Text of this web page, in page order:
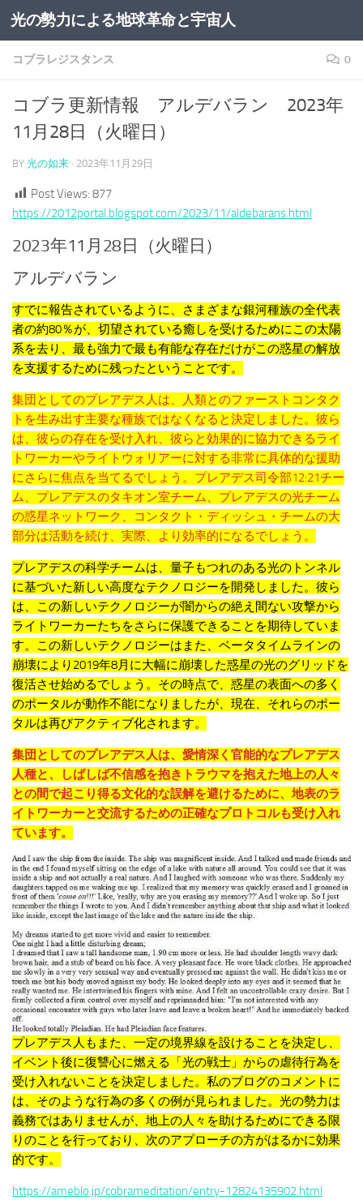
コンテンツへスキップ
光の勢力による地球革命と宇宙人
コブラレジスタンス 0
コブラ更新情報 アルデバラン 2023年
11月28日（火曜日）
BY 光の如来 · 2023年11月29日
Post Views: 877
https://2012portal.blogspot.com/2023/11/aldebarans.html
2023年11月28日（火曜日）
アルデバラン
すでに報告されているように、さまざまな銀河種族の全代表
者の約80％が、切望されている癒しを受けるためにこの太陽
系を去り、最も強力で最も有能な存在だけがこの惑星の解放
を支援するために残ったということです。
集団としてのプレアデス人は、人類とのファーストコンタク
トを生み出す主要な種族ではなくなると決定しました。彼ら
は、彼らの存在を受け入れ、彼らと効果的に協力できるライ
トワーカーやライトウォリアーに対する非常に具体的な援助
にさらに焦点を当てるでしょう。プレアデス司令部12:21チー
ム、プレアデスのタキオン室チーム、プレアデスの光チーム
の惑星ネットワーク、コンタクト・ディッシュ・チームの大
部分は活動を続け、実際、より効率的になるでしょう。
プレアデスの科学チームは、量子もつれのある光のトンネル
に基づいた新しい高度なテクノロジーを開発しました。 彼ら
は、この新しいテクノロジーが闇からの絶え間ない攻撃から
ライトワーカーたちをさらに保護できることを期待していま
す。
この新しいテクノロジーはまた、ベータタイムラインの
崩壊により2019年8月に大幅に崩壊した惑星の光のグリッドを
復活させ始めるでしょう。 その時点で、惑星の表面への多く
のポータルが動作不能になりましたが、現在、それらのポー
タルは再びアクティブ化されます。
集団としてのプレアデス人は、愛情深く官能的なプレアデス
人種と、しばしば不信感を抱きトラウマを抱えた地上の人々
との間で起こり得る文化的な誤解を避けるために、地表のラ
イトワーカーと交流するための正確なプロトコルも受け入れ
ています。
プレアデス人もまた、一定の境界線を設けることを決定し、
イベント後に復讐心に燃える「光の戦士」からの虐待行為を
受け入れないことを決定しました。 私のブログのコメントに
は、そのような行為の多くの例が見られました。 光の勢力は
義務ではありませんが、地上の人々を助けるためにできる限
りのことを行っており、次のアプローチの方がはるかに効果
的です。
https://ameblo.jp/cobrameditation/entry-12824135902.html